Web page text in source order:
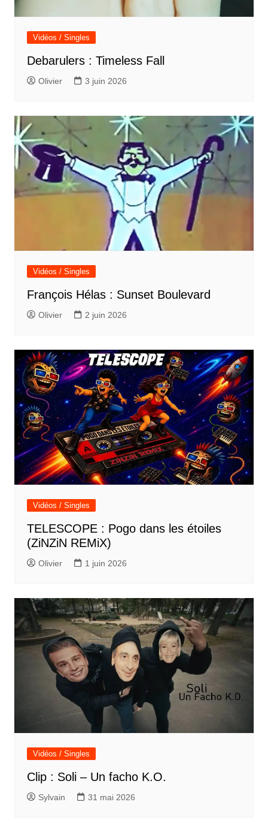
Vidéos / Singles
Debarulers : Timeless Fall
Olivier 3 juin 2026
Vidéos / Singles
François Hélas : Sunset Boulevard
Olivier 2 juin 2026
Vidéos / Singles
TELESCOPE : Pogo dans les étoiles
(ZiNZiN REMiX)
Olivier 1 juin 2026
Vidéos / Singles
Clip : Soli – Un facho K.O.
Sylvain 31 mai 2026